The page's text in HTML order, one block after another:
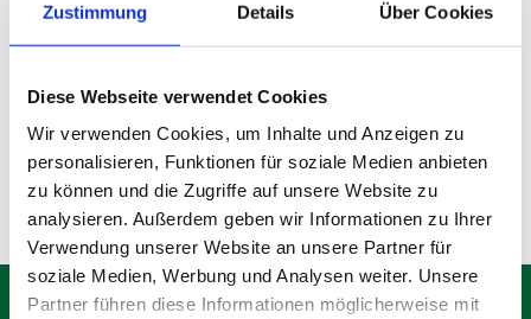
Zustimmung Details Über Cookies
Diese Webseite verwendet Cookies
Wir verwenden Cookies, um Inhalte und Anzeigen zu
personalisieren, Funktionen für soziale Medien anbieten
zu können und die Zugriffe auf unsere Website zu
analysieren. Außerdem geben wir Informationen zu Ihrer
Verwendung unserer Website an unsere Partner für
soziale Medien, Werbung und Analysen weiter. Unsere
Partner führen diese Informationen möglicherweise mit
Gröbenzell
Olching